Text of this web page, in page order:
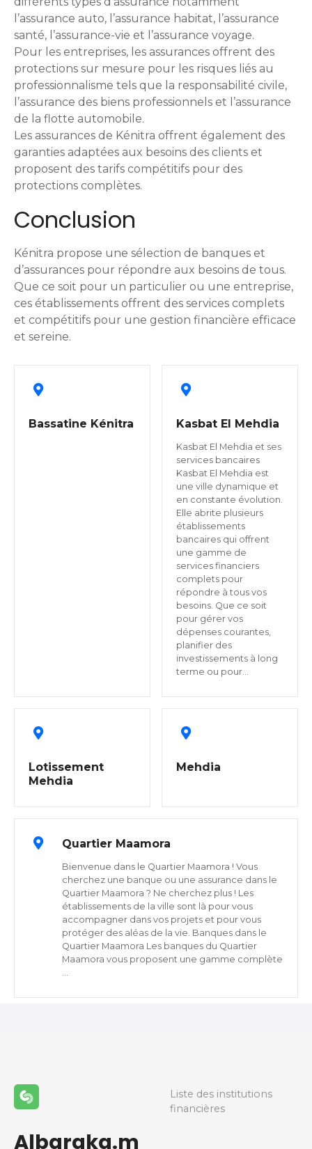
l’assurance auto, l’assurance habitat, l’assurance
santé, l’assurance-vie et l’assurance voyage.
Pour les entreprises, les assurances offrent des
protections sur mesure pour les risques liés au
professionnalisme tels que la responsabilité civile,
l’assurance des biens professionnels et l’assurance
de la flotte automobile.
Les assurances de Kénitra offrent également des
garanties adaptées aux besoins des clients et
proposent des tarifs compétitifs pour des
protections complètes.
Conclusion
Kénitra propose une sélection de banques et
d’assurances pour répondre aux besoins de tous.
Que ce soit pour un particulier ou une entreprise,
ces établissements offrent des services complets
et compétitifs pour une gestion financière efficace
et sereine.
Bassatine Kénitra Kasbat El Mehdia
Kasbat El Mehdia et ses
services bancaires
Kasbat El Mehdia est
une ville dynamique et
en constante évolution.
Elle abrite plusieurs
établissements
bancaires qui offrent
une gamme de
services financiers
complets pour
répondre à tous vos
besoins. Que ce soit
pour gérer vos
dépenses courantes,
planifier des
investissements à long
terme ou pour…
Lotissement
Mehdia
Mehdia
Quartier Maamora
Bienvenue dans le Quartier Maamora ! Vous
cherchez une banque ou une assurance dans le
Quartier Maamora ? Ne cherchez plus ! Les
établissements de la ville sont là pour vous
accompagner dans vos projets et pour vous
protéger des aléas de la vie. Banques dans le
Quartier Maamora Les banques du Quartier
Maamora vous proposent une gamme complète
Albaraka.m
Liste des institutions
financières